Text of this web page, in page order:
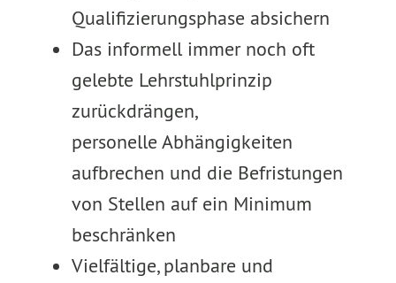
Qualifizierungsphase absichern
Das informell immer noch oft
gelebte Lehrstuhlprinzip
zurückdrängen,
personelle Abhängigkeiten
aufbrechen und die Befristungen
von Stellen auf ein Minimum
beschränken
Vielfältige, planbare und